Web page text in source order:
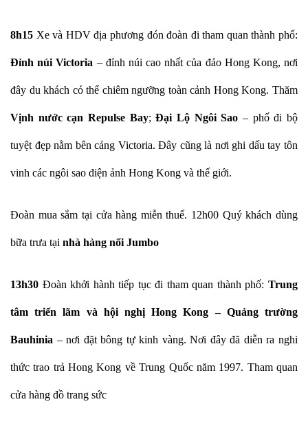
8h15 Xe và HDV địa phương đón đoàn đi tham quan thành phố:
Đỉnh núi Victoria – đỉnh núi cao nhất của đảo Hong Kong, nơi
đây du khách có thể chiêm ngưỡng toàn cảnh Hong Kong. Thăm
Vịnh nước cạn Repulse Bay;Đại Lộ Ngôi Sao – phố đi bộ
tuyệt đẹp nằm bên cảng Victoria. Đây cũng là nơi ghi dấu tay tôn
vinh các ngôi sao điện ảnh Hong Kong và thế giới.
Đoàn mua sắm tại cửa hàng miễn thuế. 12h00 Quý khách dùng
bữa trưa tại nhà hàng nổi Jumbo
13h30 Đoàn khởi hành tiếp tục đi tham quan thành phố: Trung
tâm triển lãm và hội nghị Hong Kong – Quảng trường
Bauhinia – nơi đặt bông tự kinh vàng. Nơi đây đã diễn ra nghi
thức trao trả Hong Kong về Trung Quốc năm 1997. Tham quan
cửa hàng đồ trang sức